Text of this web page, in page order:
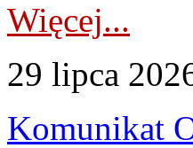
Więcej...
29 lipca
Komunikat